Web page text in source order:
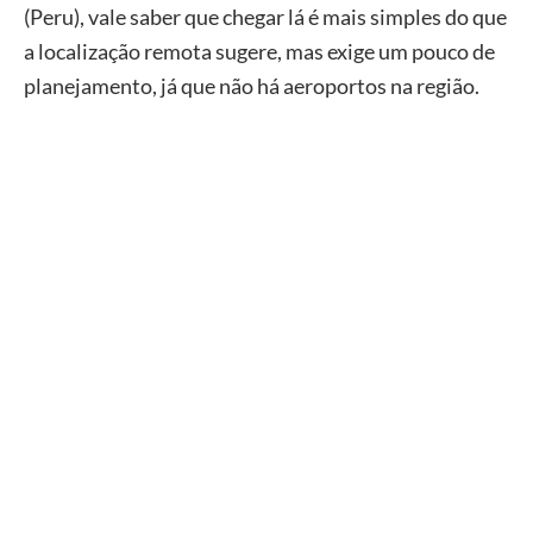
(Peru), vale saber que chegar lá é mais simples do que
a localização remota sugere, mas exige um pouco de
planejamento, já que não há aeroportos na região.